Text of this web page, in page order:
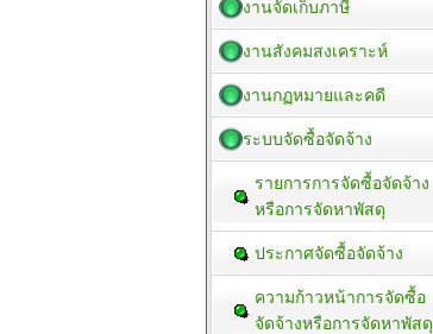
งานจัดเก็บภาษี
งานสังคมสงเคราะห์
งานกฏหมายและคดี
ระบบจัดซื้อจัดจ้าง
รายการการจัดซื้อจัดจ้าง
หรือการจัดหาพัสดุ
ประกาศจัดซื้อจัดจ้าง
ความก้าวหน้าการจัดซื้อ
จัดจ้างหรือการจัดหาพัสดุ